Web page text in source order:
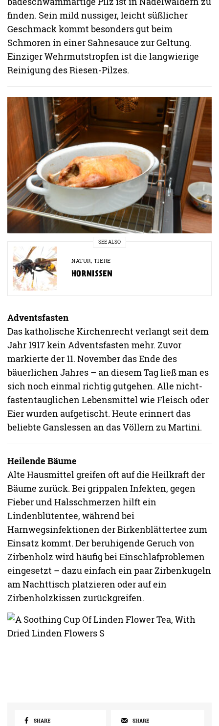
finden. Sein mild nussiger, leicht süßlicher
Geschmack kommt besonders gut beim
Schmoren in einer Sahnesauce zur Geltung.
Einziger Wehrmutstropfen ist die langwierige
Reinigung des Riesen-Pilzes.
SEE ALSO
NATUR, TIERE
HORNISSEN
Adventsfasten
Das katholische Kirchenrecht verlangt seit dem
Jahr 1917 kein Adventsfasten mehr. Zuvor
markierte der 11. November das Ende des
bäuerlichen Jahres – an diesem Tag ließ man es
sich noch einmal richtig gutgehen. Alle nicht-
fastentauglichen Lebensmittel wie Fleisch oder
Eier wurden aufgetischt. Heute erinnert das
beliebte Ganslessen an das Völlern zu Martini.
Heilende Bäume
Alte Hausmittel greifen oft auf die Heilkraft der
Bäume zurück. Bei grippalen Infekten, gegen
Fieber und Halsschmerzen hilft ein
Lindenblütentee, während bei
Harnwegsinfektionen der Birkenblättertee zum
Einsatz kommt. Der beruhigende Geruch von
Zirbenholz wird häufig bei Einschlafproblemen
eingesetzt – dazu einfach ein paar Zirbenkugeln
am Nachttisch platzieren oder auf ein
Zirbenholzkissen zurückgreifen.
SHARE SHARE